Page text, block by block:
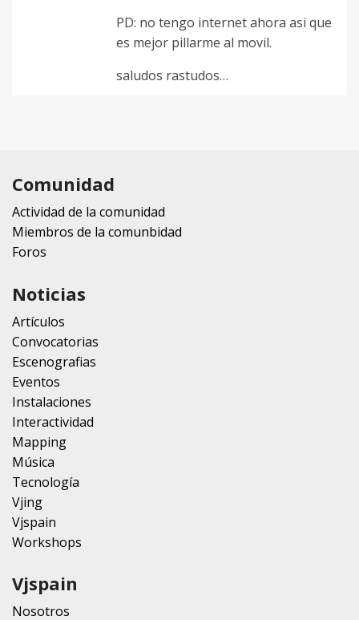
PD: no tengo internet ahora asi que
es mejor pillarme al movil.
saludos rastudos…
Comunidad
Actividad de la comunidad
Miembros de la comunbidad
Foros
Noticias
Artículos
Convocatorias
Escenografias
Eventos
Instalaciones
Interactividad
Mapping
Música
Tecnología
Vjing
Vjspain
Workshops
Vjspain
Nosotros